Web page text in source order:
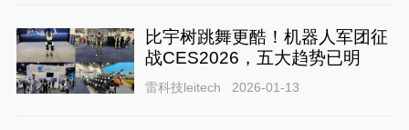
比宇树跳舞更酷！机器人军团征
战CES2026，五大趋势已明
雷科技leitech 2026-01-13